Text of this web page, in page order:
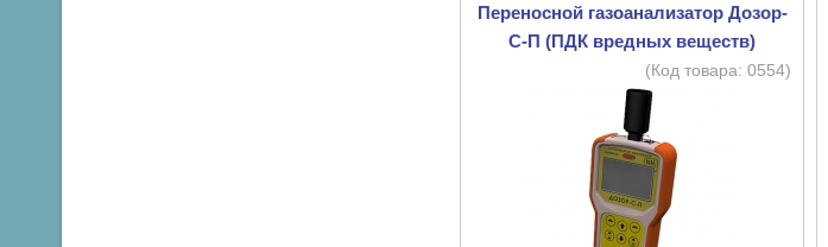
Переносной газоанализатор Дозор-
С-П (ПДК вредных веществ)
(Код товара: 0554)